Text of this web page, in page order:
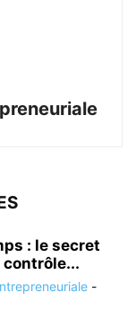
: le secret
contrôle...
-